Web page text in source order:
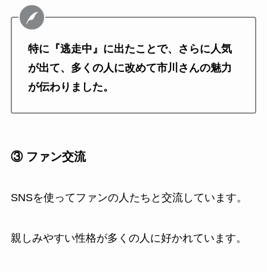
特に『逃走中』に出たことで、さらに人気
が出て、多くの人に改めて市川さんの魅力
が伝わりました。
③ ファン交流
SNSを使ってファンの人たちと交流しています。
親しみやすい性格が多くの人に好かれています。